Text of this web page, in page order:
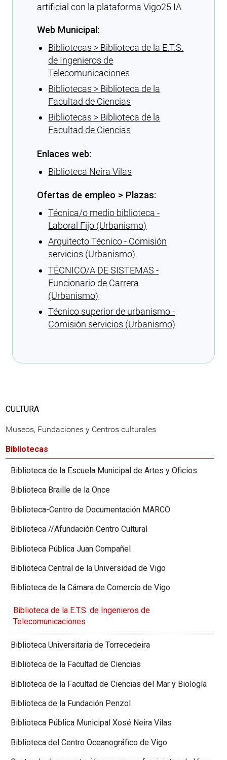
artificial con la plataforma Vigo25 IA
Web Municipal:
Bibliotecas > Biblioteca de la E.T.S.
de Ingenieros de
Telecomunicaciones
Bibliotecas > Biblioteca de la
Facultad de Ciencias
Bibliotecas > Biblioteca de la
Facultad de Ciencias
Enlaces web:
Biblioteca Neira Vilas
Ofertas de empleo > Plazas:
Técnica/o medio biblioteca -
Laboral Fijo (Urbanismo)
Arquitecto Técnico - Comisión
servicios (Urbanismo)
TÉCNICO/A DE SISTEMAS -
Funcionario de Carrera
(Urbanismo)
Técnico superior de urbanismo -
Comisión servicios (Urbanismo)
CULTURA
Museos, Fundaciones y Centros culturales
Bibliotecas
Biblioteca de la Escuela Municipal de Artes y Oficios
Biblioteca Braille de la Once
Biblioteca-Centro de Documentación MARCO
Biblioteca //Afundación Centro Cultural
Biblioteca Pública Juan Compañel
Biblioteca Central de la Universidad de Vigo
Biblioteca de la Cámara de Comercio de Vigo
Biblioteca de la E.T.S. de Ingenieros de
Telecomunicaciones
Biblioteca Universitaria de Torrecedeira
Biblioteca de la Facultad de Ciencias
Biblioteca de la Facultad de Ciencias del Mar y Biología
Biblioteca de la Fundación Penzol
Biblioteca Pública Municipal Xosé Neira Vilas
Biblioteca del Centro Oceanográfico de Vigo